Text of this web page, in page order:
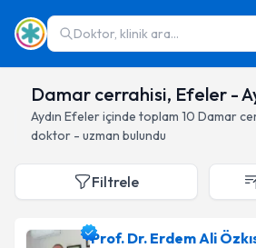
Doktor, klinik ara...
Damar cerrahisi, Efeler -
Aydın Efeleriçinde toplam 10 Damar
doktor - uzman bulundu
Filtrele
Prof. Dr. Erdem Ali